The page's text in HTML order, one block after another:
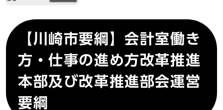
【川崎市要綱】会計室働き
方・仕事の進め方改革推進
本部及び改革推進部会運営
要綱